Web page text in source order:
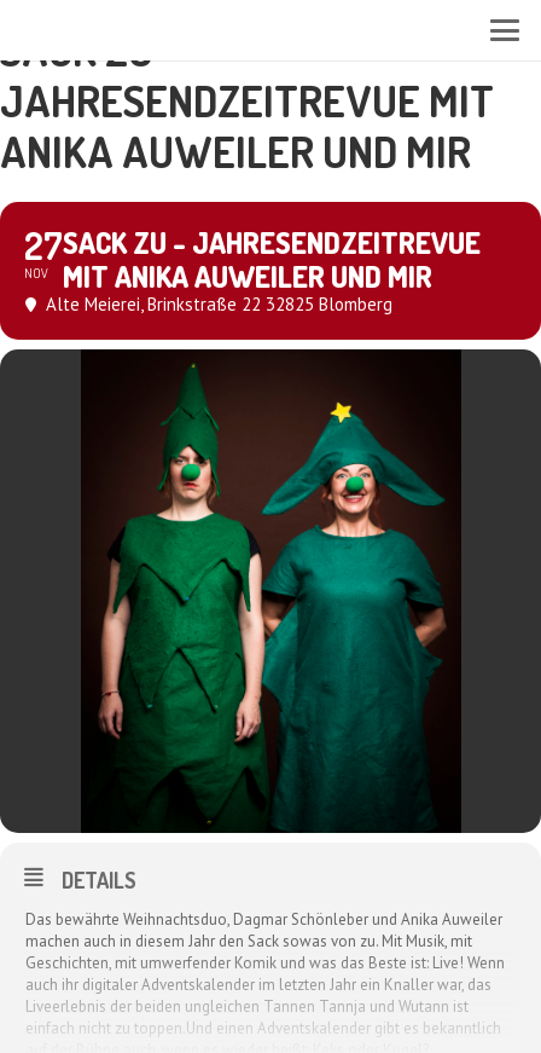
SACK ZU -
JAHRESENDZEITREVUE MIT
ANIKA AUWEILER UND MIR
27
NOV
SACK ZU - JAHRESENDZEITREVUE
MIT ANIKA AUWEILER UND MIR
Alte Meierei, Brinkstraße 22 32825 Blomberg
DETAILS
Das bewährte Weihnachtsduo, Dagmar Schönleber und Anika Auweiler
machen auch in diesem Jahr den Sack sowas von zu. Mit Musik, mit
Geschichten, mit umwerfender Komik und was das Beste ist: Live! Wenn
auch ihr digitaler Adventskalender im letzten Jahr ein Knaller war, das
Liveerlebnis der beiden ungleichen Tannen Tannja und Wutann ist
einfach nicht zu toppen.Und einen Adventskalender gibt es bekanntlich